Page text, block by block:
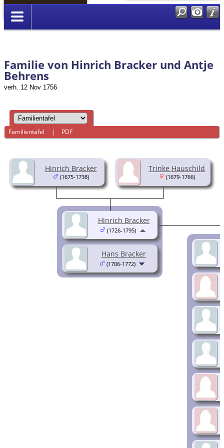
Anmelden
Familie von Hinrich Bracker und Antje
Behrens
verh. 12 Nov 1756
Familientafel | PDF
Hinrich Bracker
(1675-1738)
Trinke Hauschild
(1679-1766)
Hans Bracker
(1706-1772)
Hinrich Bracker
(1726-1795)